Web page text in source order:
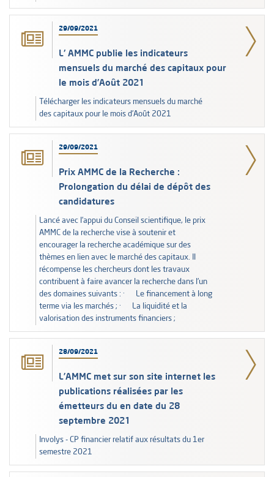
29/09/2021
L' AMMC publie les indicateurs
mensuels du marché des capitaux pour
le mois d’Août 2021
Télécharger les indicateurs mensuels du marché
des capitaux pour le mois d’Août 2021
29/09/2021
Prix AMMC de la Recherche :
Prolongation du délai de dépôt des
candidatures
Lancé avec l’appui du Conseil scientifique, le prix
AMMC de la recherche vise à soutenir et
encourager la recherche académique sur des
thèmes en lien avec le marché des capitaux. Il
récompense les chercheurs dont les travaux
contribuent à faire avancer la recherche dans l’un
des domaines suivants : · Le financement à long
terme via les marchés ; · La liquidité et la
valorisation des instruments financiers ;
28/09/2021
L’AMMC met sur son site internet les
publications réalisées par les
émetteurs du en date du 28
septembre 2021
Involys - CP financier relatif aux résultats du 1er
semestre 2021